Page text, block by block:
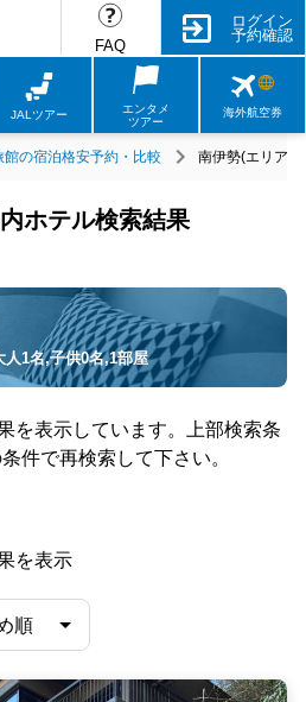
FAQ
ログイン
予約確認
JALツアー
エンタメ
ツアー
海外航空券
館の宿泊格安予約・比較 南伊勢(エリア)
ホテル検索結果
人1名,子供0名,1部屋
を表示しています。上部検索条
件で再検索して下さい。
を表示